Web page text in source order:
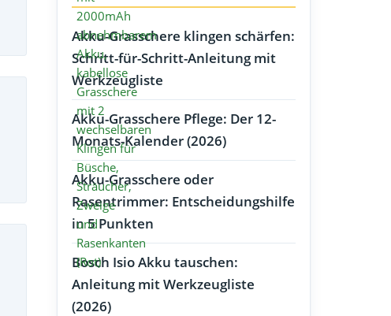
Akku-Grasschere klingen schärfen:
Schritt-für-Schritt-Anleitung mit
Werkzeugliste
Akku-Grasschere Pflege: Der 12-
Monats-Kalender (2026)
Akku-Grasschere oder
Rasentrimmer: Entscheidungshilfe
in 5 Punkten
Bosch Isio Akku tauschen:
Anleitung mit Werkzeugliste
(2026)